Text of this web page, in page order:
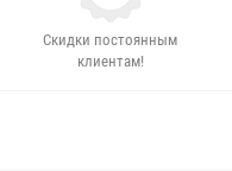
Скидки постоянным
клиентам!